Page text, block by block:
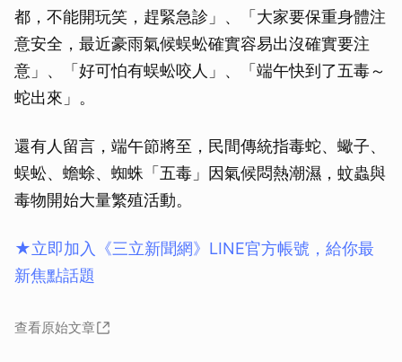
都，不能開玩笑，趕緊急診」、「大家要保重身體注
意安全，最近豪雨氣候蜈蚣確實容易出沒確實要注
意」、「好可怕有蜈蚣咬人」、「端午快到了五毒～
蛇出來」。
還有人留言，端午節將至，民間傳統指毒蛇、蠍子、
蜈蚣、蟾蜍、蜘蛛「五毒」因氣候悶熱潮濕，蚊蟲與
毒物開始大量繁殖活動。
★立即加入《三立新聞網》LINE官方帳號，給你最
新焦點話題
查看原始文章